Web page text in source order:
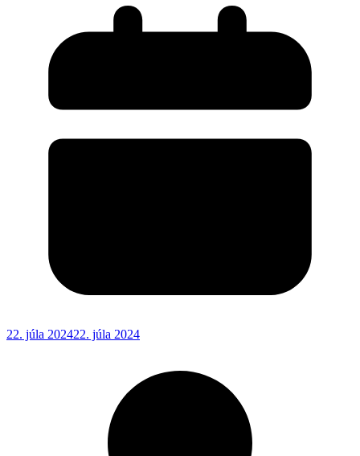
22. júla 202422. júla 2024